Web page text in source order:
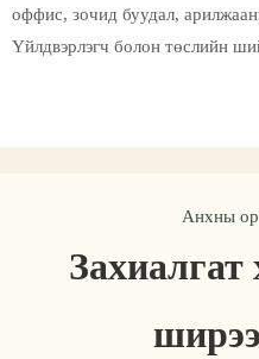
оффис, зочид буудал,
Үйлдвэрлэгч болон төслийн
Анхны
Захиалгат